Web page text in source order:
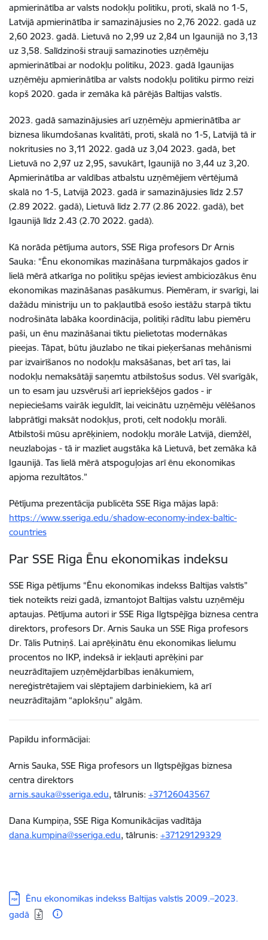
apmierinātība ar valsts nodokļu politiku, proti, skalā no 1-5,
Latvijā apmierinātība ir samazinājusies no 2,76 2022. gadā uz
2,60 2023. gadā. Lietuvā no 2,99 uz 2,84 un Igaunijā no 3,13
uz 3,58. Salīdzinoši strauji samazinoties uzņēmēju
apmierinātībai ar nodokļu politiku, 2023. gadā Igaunijas
uzņēmēju apmierinātība ar valsts nodokļu politiku pirmo reizi
kopš 2020. gada ir zemāka kā pārējās Baltijas valstīs.
2023. gadā samazinājusies arī uzņēmēju apmierinātība ar
biznesa likumdošanas kvalitāti, proti, skalā no 1-5, Latvijā tā ir
nokritusies no 3,11 2022. gadā uz 3,04 2023. gadā, bet
Lietuvā no 2,97 uz 2,95, savukārt, Igaunijā no 3,44 uz 3,20.
Apmierinātība ar valdības atbalstu uzņēmējiem vērtējumā
skalā no 1-5, Latvijā 2023. gadā ir samazinājusies līdz 2.57
(2.89 2022. gadā), Lietuvā līdz 2.77 (2.86 2022. gadā), bet
Igaunijā līdz 2.43 (2.70 2022. gadā).
Kā norāda pētījuma autors, SSE Riga profesors Dr Arnis
Sauka: “Ēnu ekonomikas mazināšana turpmākajos gados ir
lielā mērā atkarīga no politiķu spējas ieviest ambiciozākus ēnu
ekonomikas mazināšanas pasākumus. Piemēram, ir svarīgi, lai
dažādu ministriju un to pakļautībā esošo iestāžu starpā tiktu
nodrošināta labāka koordinācija, politiķi rādītu labu piemēru
paši, un ēnu mazināšanai tiktu pielietotas modernākas
pieejas. Tāpat, būtu jāuzlabo ne tikai pieķeršanas mehānismi
par izvairīšanos no nodokļu maksāšanas, bet arī tas, lai
nodokļu nemaksātāji saņemtu atbilstošus sodus. Vēl svarīgāk,
un to esam jau uzsvēruši arī iepriekšējos gados - ir
nepieciešams vairāk ieguldīt, lai veicinātu uzņēmēju vēlēšanos
labprātīgi maksāt nodokļus, proti, celt nodokļu morāli.
Atbilstoši mūsu aprēķiniem, nodokļu morāle Latvijā, diemžēl,
neuzlabojas - tā ir mazliet augstāka kā Lietuvā, bet zemāka kā
Igaunijā. Tas lielā mērā atspoguļojas arī ēnu ekonomikas
apjoma rezultātos.”
Pētījuma prezentācija publicēta SSE Riga mājas lapā:
https://www.sseriga.edu/shadow-economy-index-baltic-
countries
Par SSE Riga Ēnu ekonomikas indeksu
SSE Riga pētījums “Ēnu ekonomikas indekss Baltijas valstīs”
tiek noteikts reizi gadā, izmantojot Baltijas valstu uzņēmēju
aptaujas. Pētījuma autori ir SSE Riga Ilgtspējīga biznesa centra
direktors, profesors Dr. Arnis Sauka un SSE Riga profesors
Dr. Tālis Putniņš. Lai aprēķinātu ēnu ekonomikas lielumu
procentos no IKP, indeksā ir iekļauti aprēķini par
neuzrādītajiem uzņēmējdarbības ienākumiem,
nereģistrētajiem vai slēptajiem darbiniekiem, kā arī
neuzrādītajām “aplokšņu” algām.
Papildu informācijai:
Arnis Sauka, SSE Riga profesors un Ilgtspējīgas biznesa
centra direktors
arnis.sauka@sseriga.edu, tālrunis: +37126043567
Dana Kumpiņa, SSE Riga Komunikācijas vadītāja
dana.kumpina@sseriga.edu, tālrunis: +37129129329
Lejupielādēt:
Ēnu ekonomikas indekss Baltijas valstīs 2009.–2023.
gadā